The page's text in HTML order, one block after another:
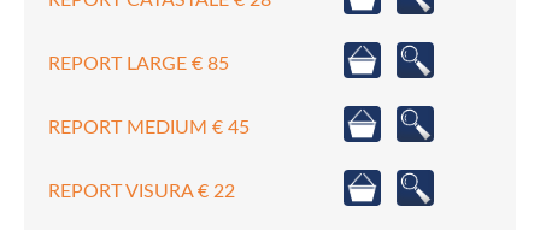
REPORT LARGE € 85
REPORT MEDIUM € 45
REPORT VISURA € 22